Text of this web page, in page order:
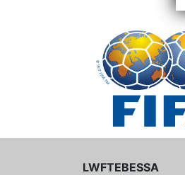
LWFTEBESSA